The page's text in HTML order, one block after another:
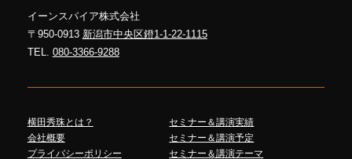
イーンスパイア株式会社
〒950-0913 新潟市中央区鐙1-1-22-1115
TEL. 080-3366-9288
横田秀珠とは？
会社概要
プライバシーポリシー
セミナー＆講演実績
セミナー＆講演予定
セミナー＆講演テーマ